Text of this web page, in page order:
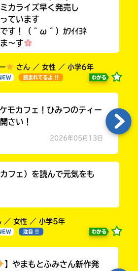
カライズ早く発売し
ています
す！（＾ω＾）ｶﾜｲｲﾖﾈ
〜す
さん ／ 女性 ／ 小学6年
読まれてるよ !! わかる
モカフェ！ひみつのティー
さい！
2026年05月13日
フェ）を読んで元気をも
／ 女性 ／ 小学5年
注目 !! わかる
】やまもとふみさん新作発